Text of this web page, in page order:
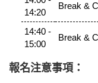
14:20
Break &
14:40 -
15:00
Break &
報名注意事項：